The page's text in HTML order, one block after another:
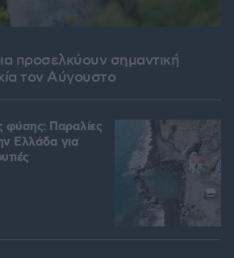
προσελκύουν σημαντική
τον Αύγουστο
φύσης: Παραλίες
Ελλάδα για